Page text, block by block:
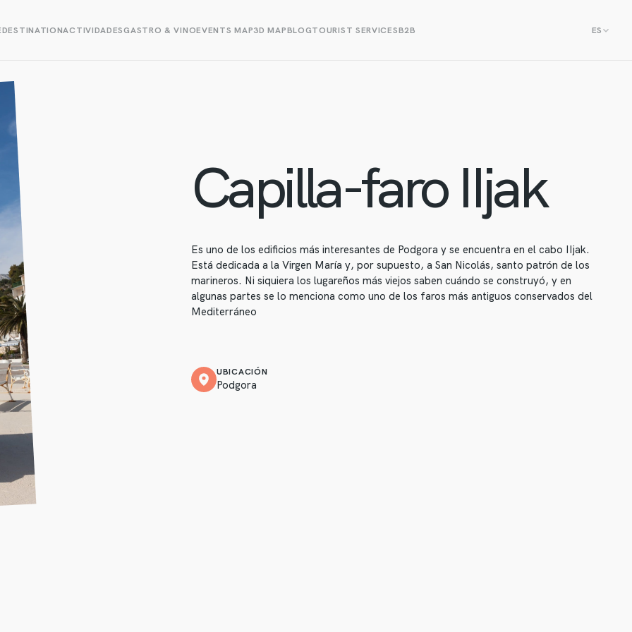
DESTINATIONACTIVIDADESGASTRO & VINOEVENTS MAP3D MAPBLOGTOURIST SERVICESB2B ES
Capilla-faro IIjak
Es uno de los edificios más interesantes de Podgora y se encuentra en el cabo IIjak.
Está dedicada a la Virgen María y, por supuesto, a San Nicolás, santo patrón de los
marineros. Ni siquiera los lugareños más viejos saben cuándo se construyó, y en
algunas partes se lo menciona como uno de los faros más antiguos conservados del
Mediterráneo
UBICACIÓN
Podgora